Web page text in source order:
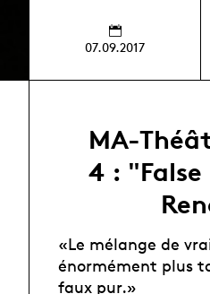
07.09.2017
MA-
4 : "False
«Le mélange de
énormément plus
faux pur.»